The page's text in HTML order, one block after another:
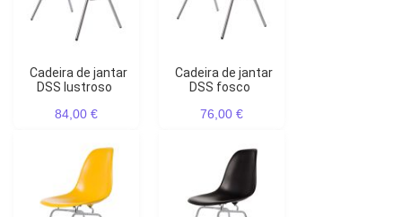
Cadeira de jantar
DSS lustroso
84,00 €
Cadeira de jantar
DSS fosco
76,00 €